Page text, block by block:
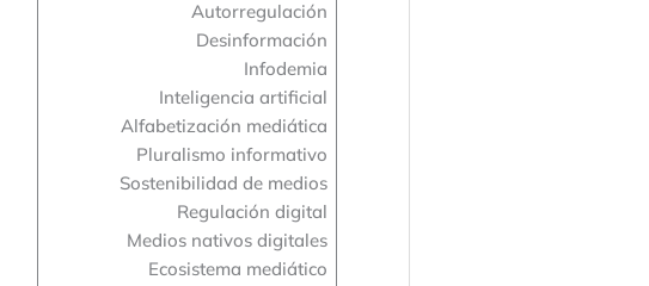
Autorregulación
Desinformación
Infodemia
Inteligencia artificial
Alfabetización mediática
Pluralismo informativo
Sostenibilidad de medios
Regulación digital
Medios nativos digitales
Ecosistema mediático